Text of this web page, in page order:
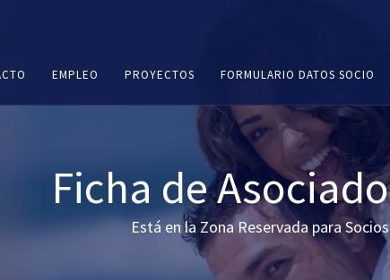
EMPLEO PROYECTOS FORMULARIO DATOS SOCIO
Ficha de Asociado
Está en la Zona Reservada para Socios